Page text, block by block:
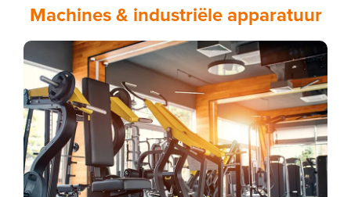
Machines & industriële apparatuur